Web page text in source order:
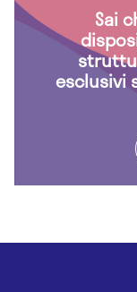
Sai
esclusivi